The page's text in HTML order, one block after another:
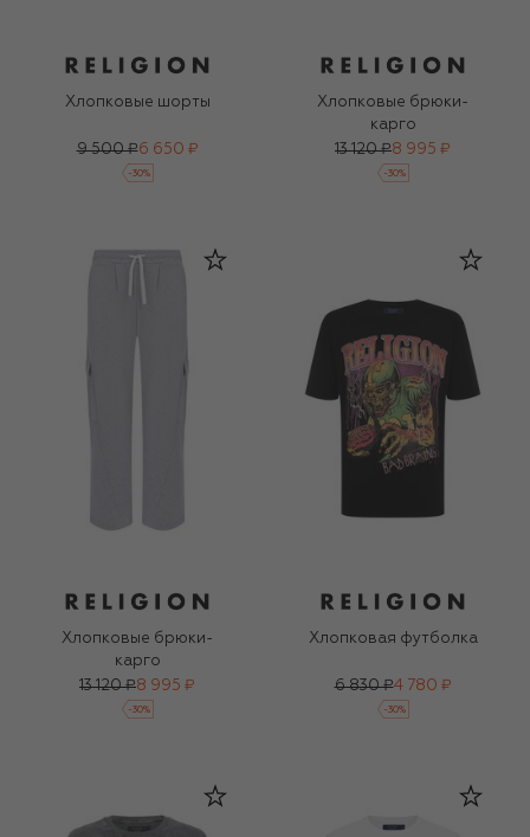
Хлопковые шорты
9 500 ₽6 650 ₽
-30%
Хлопковые брюки-
карго
13 120 ₽8 995 ₽
-30%
Хлопковые брюки-
карго
13 120 ₽8 995 ₽
-30%
Хлопковая футболка
6 830 ₽4 780 ₽
-30%